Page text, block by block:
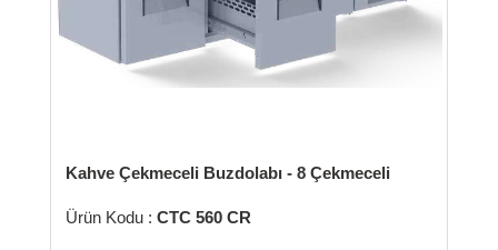
Kahve Çekmeceli Buzdolabı - 8 Çekmeceli
Ürün Kodu : CTC 560 CR